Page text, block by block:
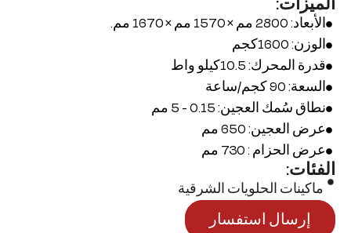
الأبعاد: 2800 مم × 1570 مم × 1670 مم.
الوزن: 1600كجم
قدرة المحرك: 10.5كيلو واط
السعة: 90 كجم/ساعة
نطاق سُمك العجين: 0.15 - 5 مم
عرض العجين: 650 مم
عرض الحزام : 730 مم
الفئات:
ماكينات الحلويات الشرقية
إرسال استفسار